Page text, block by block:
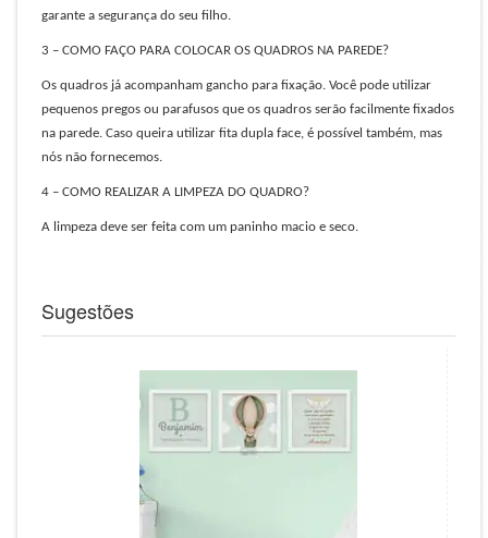
garante a segurança do seu filho.
3 – COMO FAÇO PARA COLOCAR OS QUADROS NA PAREDE?
Os quadros já acompanham gancho para fixação. Você pode utilizar
pequenos pregos ou parafusos que os quadros serão facilmente fixados
na parede. Caso queira utilizar fita dupla face, é possível também, mas
nós não fornecemos.
4 – COMO REALIZAR A LIMPEZA DO QUADRO?
A limpeza deve ser feita com um paninho macio e seco.
Sugestões